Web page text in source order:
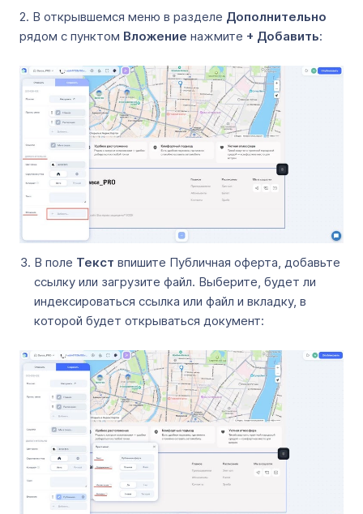
2. В открывшемся меню в разделе Дополнительно
рядом с пунктом Вложение нажмите + Добавить:
В поле Текст впишите Публичная оферта, добавьте
ссылку или загрузите файл. Выберите, будет ли
индексироваться ссылка или файл и вкладку, в
которой будет открываться документ: